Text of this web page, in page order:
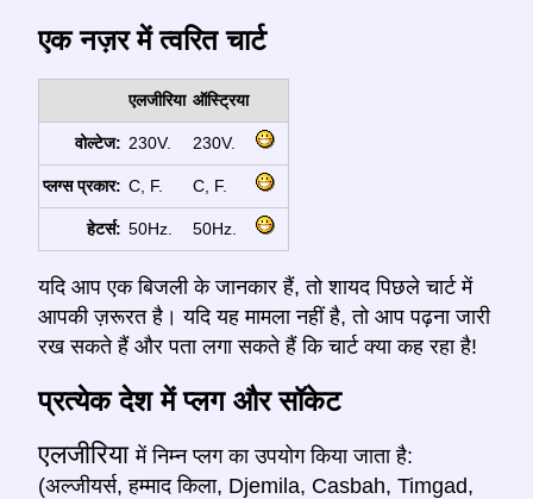
एक नज़र में त्वरित चार्ट
एलजीरिया ऑस्ट्रिया
वोल्टेज: 230V. 230V.
प्लग्स प्रकार: C, F. C, F.
हेटर्स: 50Hz. 50Hz.
यदि आप एक बिजली के जानकार हैं, तो शायद पिछले चार्ट में
आपकी ज़रूरत है। यदि यह मामला नहीं है, तो आप पढ़ना जारी
रख सकते हैं और पता लगा सकते हैं कि चार्ट क्या कह रहा है!
प्रत्येक देश में प्लग और सॉकेट
एलजीरियामें निम्न प्लग का उपयोग किया जाता है:
(अल्जीयर्स, हम्माद किला, Djemila, Casbah, Timgad,